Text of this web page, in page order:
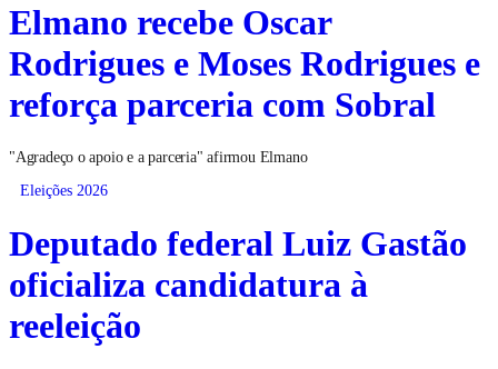
Elmano recebe Oscar
Rodrigues e Moses Rodrigues e
reforça parceria com Sobral
"Agradeço o apoio e a parceria" afirmou Elmano
Eleições 2026
Deputado federal Luiz Gastão
oficializa candidatura à
reeleição